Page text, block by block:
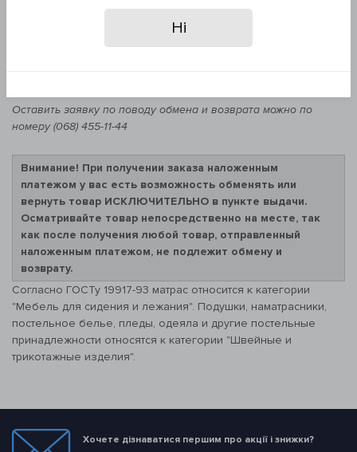
Не нарушена его упаковка, пломбы, заводские ярлыки
Оставить заявку по поводу обмена и возврата можно по
номеру (068) 455-11-44
Внимание! При получении заказа наложенным
платежом у вас есть возможность обменять или
вернуть товар ИСКЛЮЧИТЕЛЬНО в пункте выдачи.
Осматривайте товар непосредственно на месте, так
как после получения любой товар, отправленный
наложенным платежом, не подлежит обмену и
возврату.
Согласно ГОСТу 19917-93 матрас относится к категории
"Мебель для сидения и лежания". Подушки, наматрасники,
постельное белье, пледы, одеяла и другие постельные
принадлежности относятся к категории "Швейные и
трикотажные изделия".
Хочете дізнаватися першим про акції і знижки?
Ні